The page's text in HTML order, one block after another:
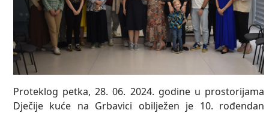
Proteklog petka, 28. 06. 2024. godine u prostorijama
Dječije kuće na Grbavici obilježen je 10. rođendan